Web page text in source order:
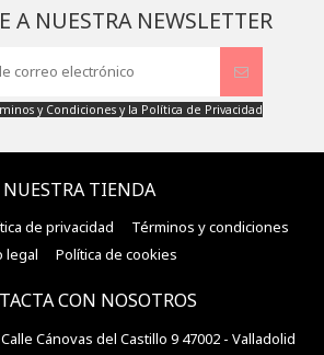
A NUESTRA NEWSLETTER
y Condicionesy la Política de Privacidad
NUESTRA TIENDA
de privacidad
Términos y condiciones
legal
Política de cookies
CON NOSOTROS
Calle Cánovas del Castillo 9 47002 - Valladolid